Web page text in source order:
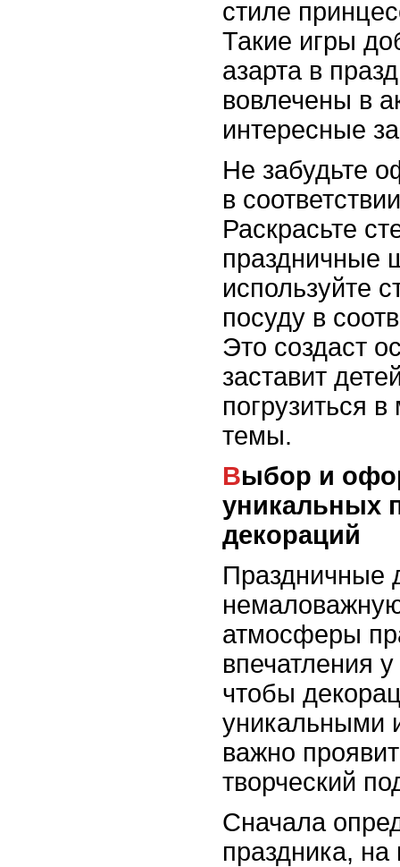
стиле
Такие игры
азарта в
вовлечены в
интересные
Не забудьте
в
Раскрасьте
праздничные
используйте
посуду в
Это создаст
заставит
погрузиться
темы.
Выбор и оформление
уникальных
декораций
Праздничные
атмосферы
впечатления
чтобы
уникальными
важно
творческий
Сначала
праздника, на